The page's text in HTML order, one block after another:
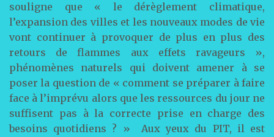
souligne que « le dérèglement climatique,
l’expansion des villes et les nouveaux modes de vie
vont continuer à provoquer de plus en plus des
retours de flammes aux effets ravageurs »,
phénomènes naturels qui doivent amener à se
poser la question de « comment se préparer à faire
face à l’imprévu alors que les ressources du jour ne
suffisent pas à la correcte prise en charge des
besoins quotidiens ? » Aux yeux du PIT, il est